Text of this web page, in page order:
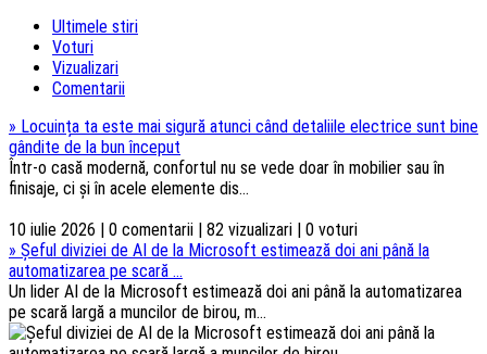
Ultimele stiri
Voturi
Vizualizari
Comentarii
» Locuința ta este mai sigură atunci când detaliile electrice sunt bine
gândite de la bun început
Într-o casă modernă, confortul nu se vede doar în mobilier sau în
finisaje, ci și în acele elemente dis...
10 iulie 2026 | 0 comentarii | 82 vizualizari | 0 voturi
» Șeful diviziei de AI de la Microsoft estimează doi ani până la
automatizarea pe scară ...
Un lider AI de la Microsoft estimează doi ani până la automatizarea
pe scară largă a muncilor de birou, m...